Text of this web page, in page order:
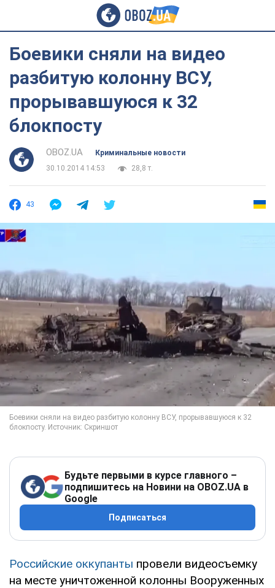
Боевики сняли на видео
разбитую колонну ВСУ,
прорывавшуюся к 32
блокпосту
OBOZ.UA
Криминальные новости
30.10.2014 14:53
28,8 т.
43
Будьте первыми в курсе главного –
подпишитесь на Новини на OBOZ.UA в
Google
Подписаться
Российские оккупанты провели видеосъемку
на месте уничтоженной колонны Вооруженных